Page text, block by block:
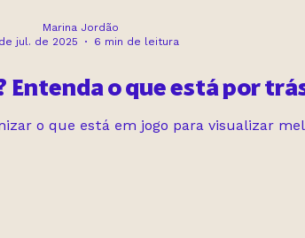
Entenda o que está por
o que está em jogo para visualizar
Marina Jordão
jul. de 2025
6 min de leitura